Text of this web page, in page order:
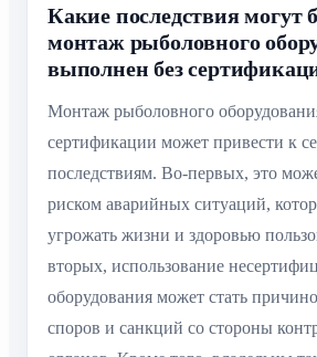
Какие последствия могут
монтаж рыболовного
выполнен без
Монтаж рыболовного
сертификации может привести к
последствиям. Во-первых, это
риском аварийных ситуаций,
угрожать жизни и здоровью
вторых, использование
оборудования может стать
споров и санкций со стороны